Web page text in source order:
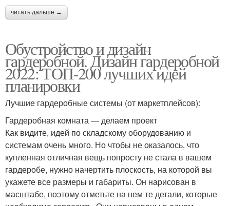
читать дальше →
Обустройство и дизайн
гардеробной. Дизайн гардеробной
2022: ТОП-200 лучших идей
планировки
Лучшие гардеробные системы (от маркетплейсов):
Гардеробная комната — делаем проект
Как видите, идей по складскому оборудованию и
системам очень много. Но чтобы не оказалось, что
купленная отличная вещь попросту не стала в вашем
гардеробе, нужно начертить плоскость, на которой вы
укажете все размеры и габариты. Он нарисован в
масштабе, поэтому отметьте на нем те детали, которые